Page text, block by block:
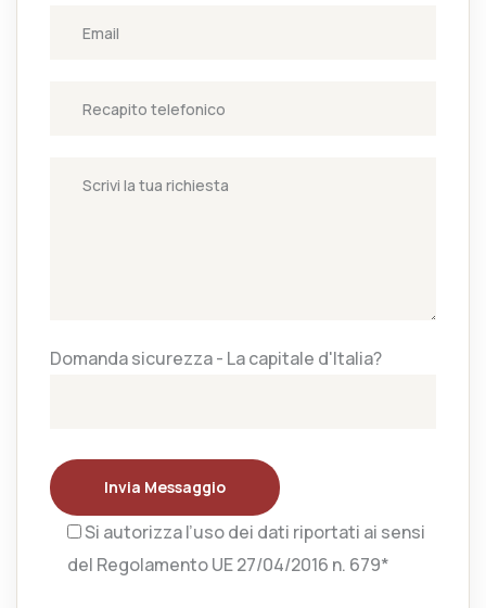
Domanda sicurezza - La capitale d'Italia?
Invia Messaggio
Si autorizza l’uso dei dati riportati ai sensi
del Regolamento UE 27/04/2016 n. 679*